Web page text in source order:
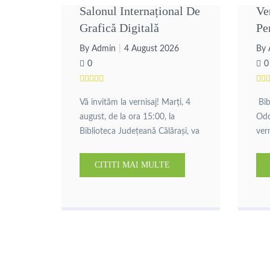
Salonul Internațional De
Grafică Digitală
By Admin
4 August 2026
0
Vă invităm la vernisaj! Marți, 4
august, de la ora 15:00, la
Biblioteca Județeană Călărași, va
Internațional de Grafică Digitală.
CITITI MAI MULTE
By
0